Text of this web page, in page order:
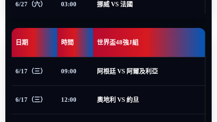
6/27（六） 03:00 挪威 VS 法國
日期 時間 世界盃48強J組
6/17（三） 09:00 阿根廷 VS 阿爾及利亞
6/17（三） 12:00 奧地利 VS 約旦